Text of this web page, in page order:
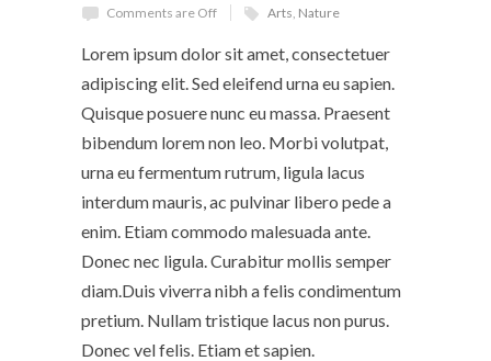
Comments are Off
Arts, Nature
Lorem ipsum dolor sit amet, consectetuer
adipiscing elit. Sed eleifend urna eu sapien.
Quisque posuere nunc eu massa. Praesent
bibendum lorem non leo. Morbi volutpat,
urna eu fermentum rutrum, ligula lacus
interdum mauris, ac pulvinar libero pede a
enim. Etiam commodo malesuada ante.
Donec nec ligula. Curabitur mollis semper
diam.Duis viverra nibh a felis condimentum
pretium. Nullam tristique lacus non purus.
Donec vel felis. Etiam et sapien.